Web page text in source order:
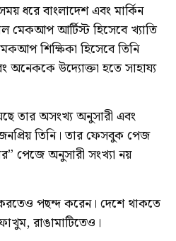
ধরে বাংলাদেশ এবং মার্কিন
মেকআপ আর্টিস্ট হিসেবে খ্যাতি
শিক্ষিকা হিসেবে তিনি
অনেককে উদ্যোক্তা হতে সাহায্য
তার অসংখ্য অনুসারী এবং
তিনি। তার ফেসবুক পেজ
পেজে অনুসারী সংখ্যা নয়
পছন্দ করেন। দেশে থাকতে
রাঙামাটিতেও।